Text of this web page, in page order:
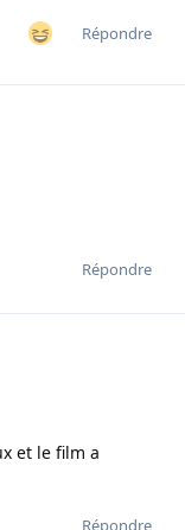
Répondre
Répondre
et le film a
Répondre